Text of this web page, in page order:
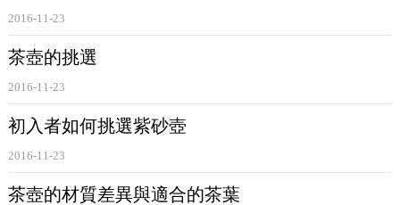
2016-11-23
茶壺的挑選
2016-11-23
初入者如何挑選紫砂壺
2016-11-23
茶壺的材質差異與適合的茶葉